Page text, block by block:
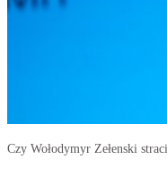
Czy Wołodymyr Zełenski